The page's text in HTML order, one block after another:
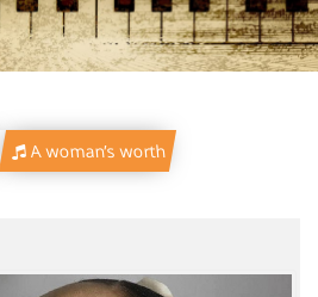
A woman’s worth